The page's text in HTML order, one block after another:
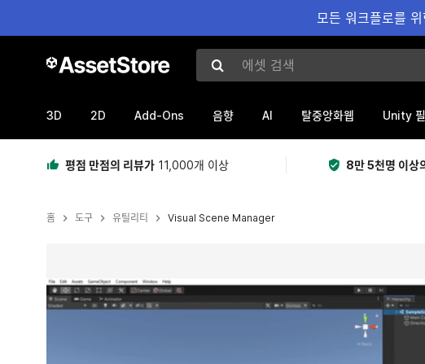
모든 워크플로를
에셋 검색
3D 2D Add-Ons 음향 AI 탈중앙화웹 Unity
평점 만점의 리뷰가 11,000개 이상 8만 5천명 이상
홈 도구 유틸리티 Visual Scene Manager